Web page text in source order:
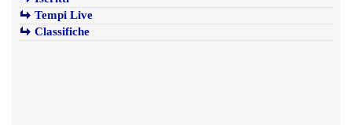
Tempi Live
Classifiche